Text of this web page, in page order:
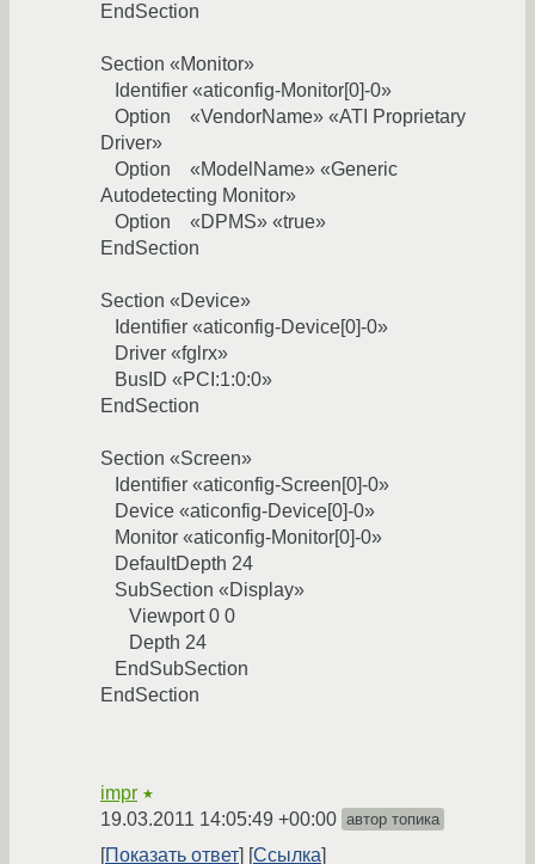
EndSection
Section «Monitor»
Identifier «aticonfig-Monitor[0]-0»
Option «VendorName» «ATI Proprietary
Driver»
Option «ModelName» «Generic
Autodetecting Monitor»
Option «DPMS» «true»
EndSection
Section «Device»
Identifier «aticonfig-Device[0]-0»
Driver «fglrx»
BusID «PCI:1:0:0»
EndSection
Section «Screen»
Identifier «aticonfig-Screen[0]-0»
Device «aticonfig-Device[0]-0»
Monitor «aticonfig-Monitor[0]-0»
DefaultDepth 24
SubSection «Display»
Viewport 0 0
Depth 24
EndSubSection
EndSection
impr ★
19.03.2011 14:05:49 +00:00 автор топика
Показать ответ Ссылка